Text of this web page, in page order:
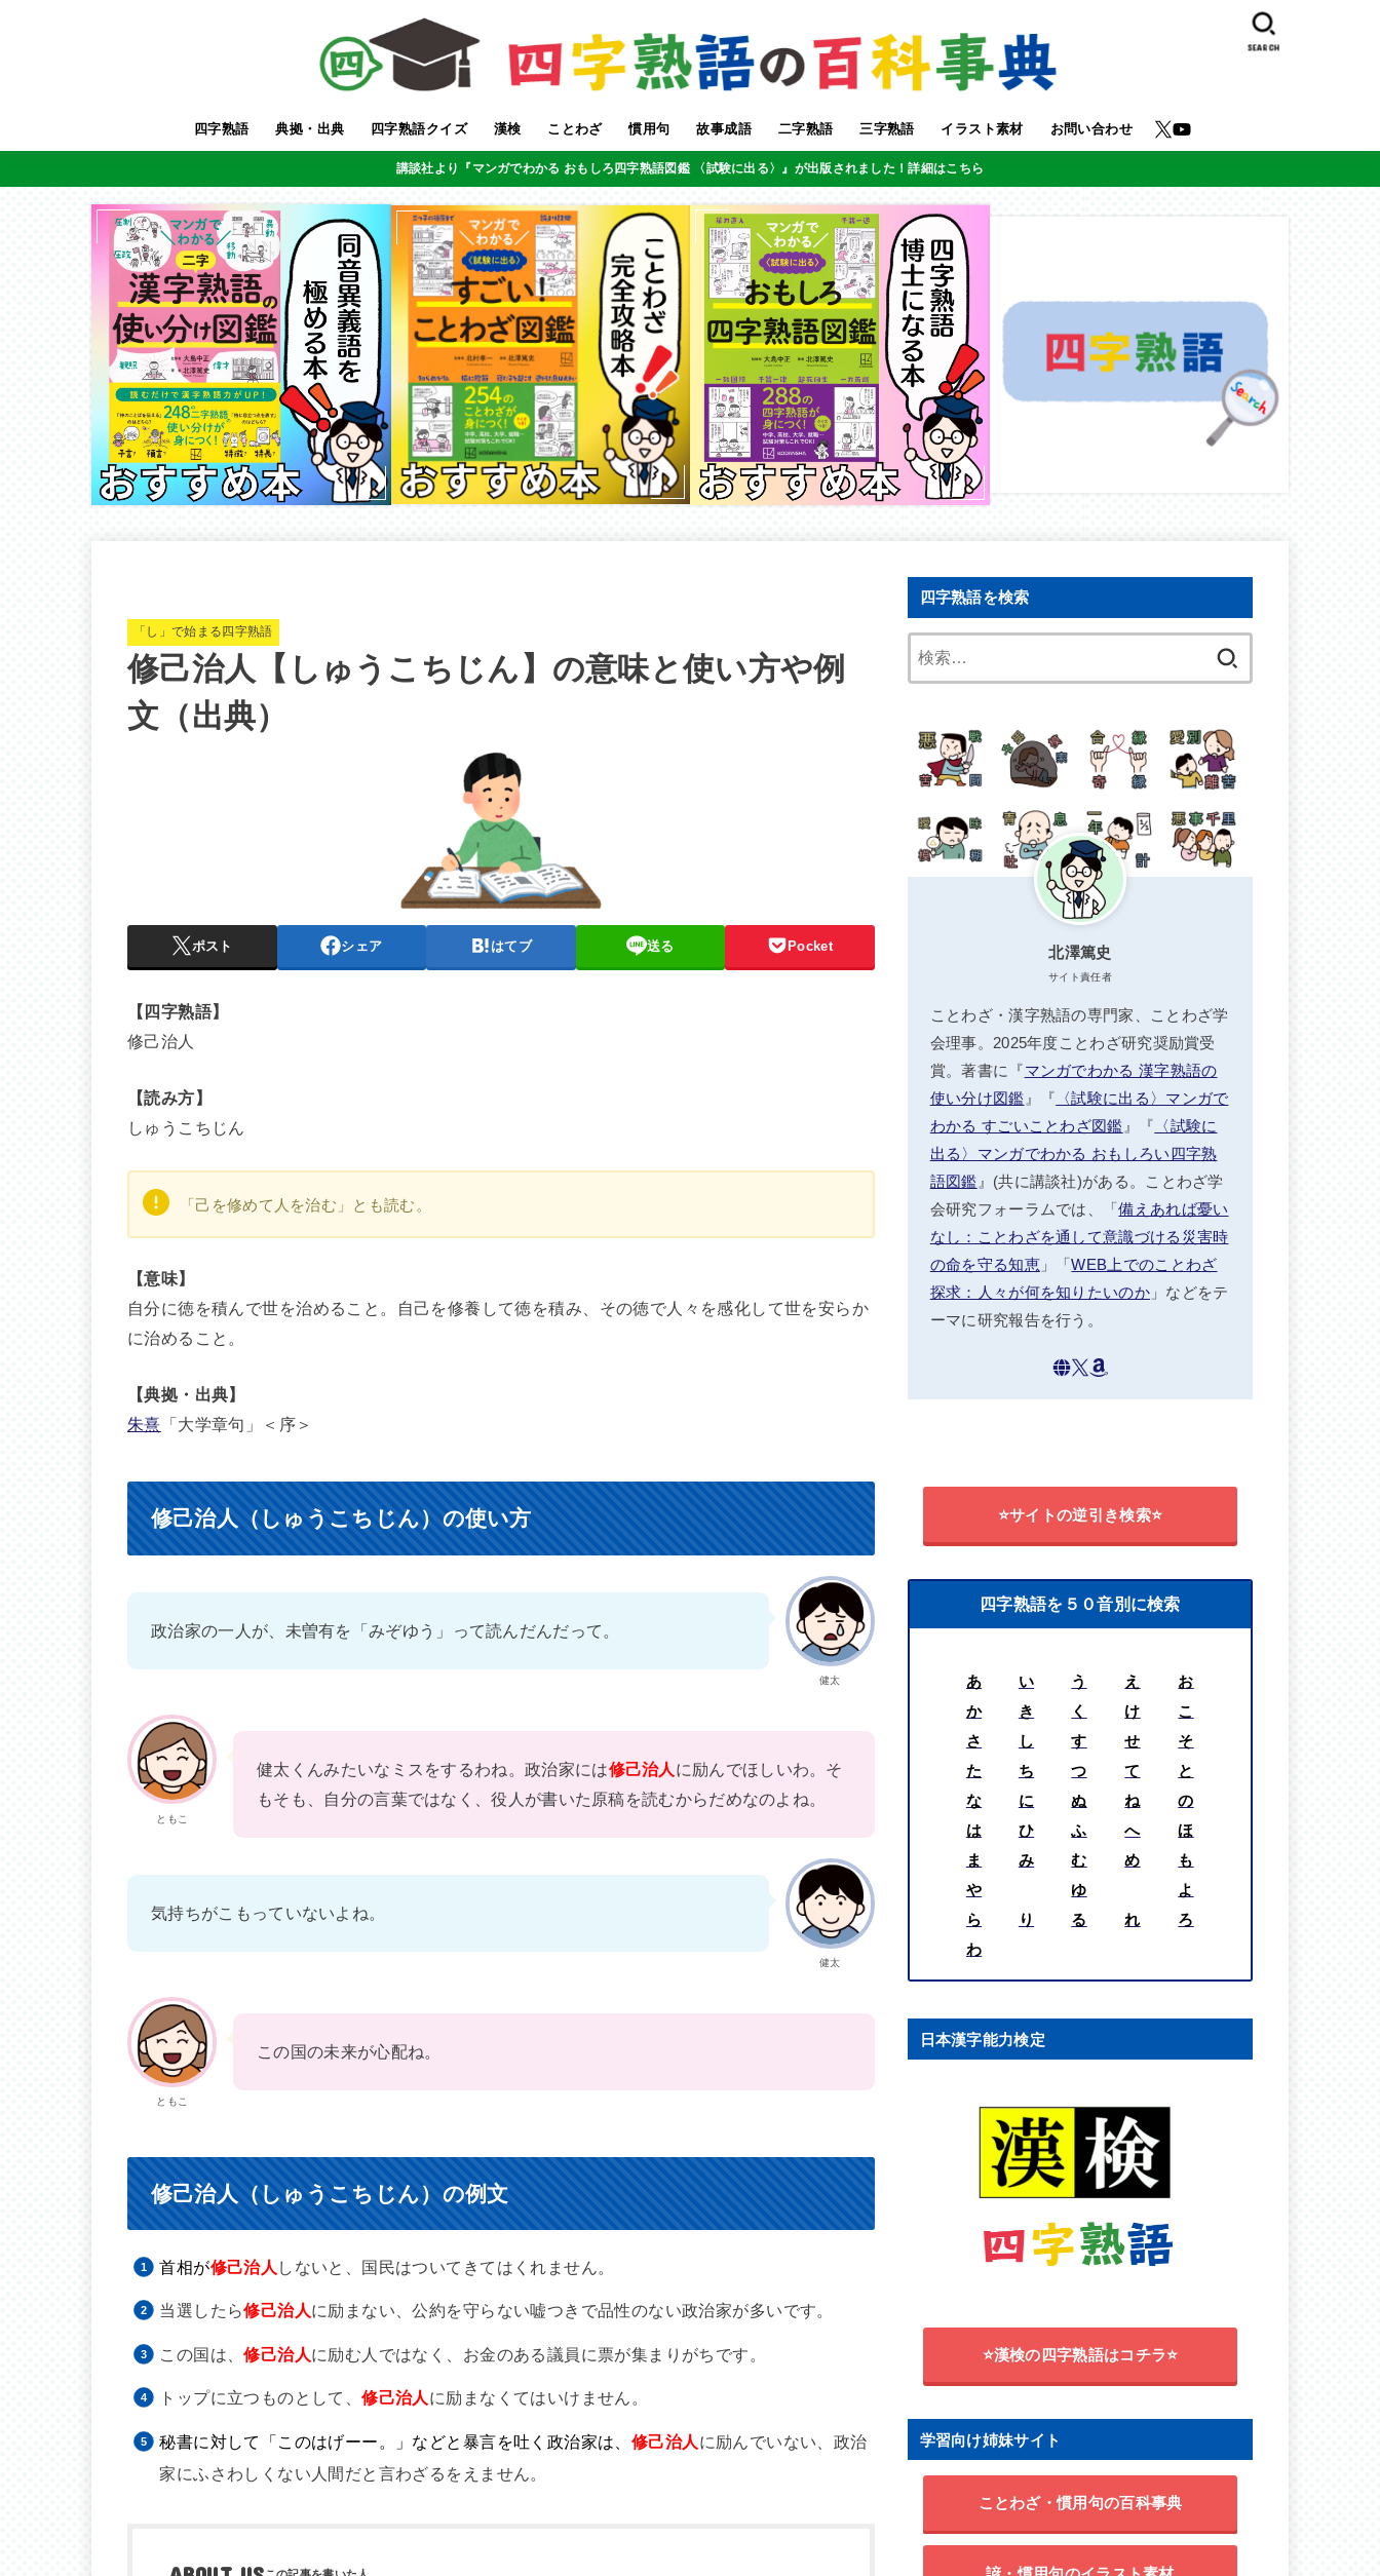
四字熟語 典拠・出典 四字熟語クイズ 漢検 ことわざ 慣用句 故事成語 二字熟語 三字熟語 イラスト素材 お問い合わせ
SEARCH
講談社より『マンガでわかる おもしろ四字熟語図鑑 〈試験に出る〉』が出版されました！詳細はこちら
「し」で始まる四字熟語
修己治人【しゅうこちじん】の意味と使い方や例
文（出典）
ポスト シェア はてブ 送る Pocket
【四字熟語】
修己治人
【読み方】
しゅうこちじん
「己を修めて人を治む」とも読む。
【意味】
自分に徳を積んで世を治めること。自己を修養して徳を積み、その徳で人々を感化して世を安らか
に治めること。
【典拠・出典】
朱熹 「大学章句」＜序＞
修己治人（しゅうこちじん）の使い方
健太
政治家の一人が、未曽有を「みぞゆう」って読んだんだって。
ともこ
健太くんみたいなミスをするわね。政治家には修己治人 に励んでほしいわ。そ
もそも、自分の言葉ではなく、役人が書いた原稿を読むからだめなのよね。
健太
気持ちがこもっていないよね。
ともこ
この国の未来が心配ね。
修己治人（しゅうこちじん）の例文
首相が修己治人 しないと、国民はついてきてはくれません。
当選したら修己治人に励まない、公約を守らない嘘つきで品性のない政治家が多いです。
この国は、修己治人に励む人ではなく、お金のある議員に票が集まりがちです。
トップに立つものとして、修己治人 に励まなくてはいけません。
秘書に対して「このはげーー。」などと暴言を吐く政治家は、 修己治人 に励んでいない、政治
家にふさわしくない人間だと言わざるをえません。
四字熟語を検索
北澤篤史
サイト責任者
ことわざ・漢字熟語の専門家、ことわざ学
会理事。2025年度ことわざ研究奨励賞受
賞。著書に『マンガでわかる 漢字熟語の
使い分け図鑑 』『 〈試験に出る〉マンガで
わかる すごいことわざ図鑑 』『 〈試験に
出る〉マンガでわかる おもしろい四字熟
語図鑑 』(共に講談社)がある。ことわざ学
会研究フォーラムでは、「備えあれば憂い
なし：ことわざを通して意識づける災害時
の命を守る知恵」「WEB上でのことわざ
探求：人々が何を知りたいのか」などをテ
ーマに研究報告を行う。
⭐サイトの逆引き検索⭐
四字熟語を５０音別に検索
あ い う え
お
か
き く け
こ
さ
し す せ
そ
た
ち つ て
と
な
に ぬ ね
の
は
ひ ふ へ
ほ
ま
み む め
も
や
ゆ
よ
ら
り る れ
ろ
わ
日本漢字能力検定
⭐漢検の四字熟語はコチラ⭐
学習向け姉妹サイト
ことわざ・慣用句の百科事典